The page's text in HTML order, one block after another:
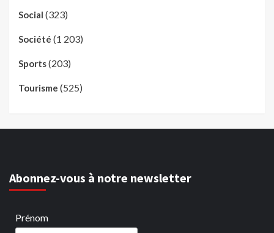
Social (323)
Société (1 203)
Sports(203)
Tourisme (525)
Abonnez-vous à notre newsletter
Prénom